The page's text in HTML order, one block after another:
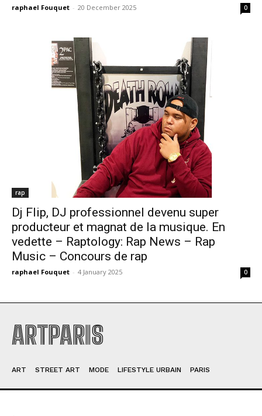
raphael Fouquet - 20 December 2025 0
rap
Dj Flip, DJ professionnel devenu super
producteur et magnat de la musique. En
vedette – Raptology: Rap News – Rap
Music – Concours de rap
raphael Fouquet - 4 January 2025 0
ARTPARIS
ART STREET ART MODE LIFESTYLE URBAIN PARIS